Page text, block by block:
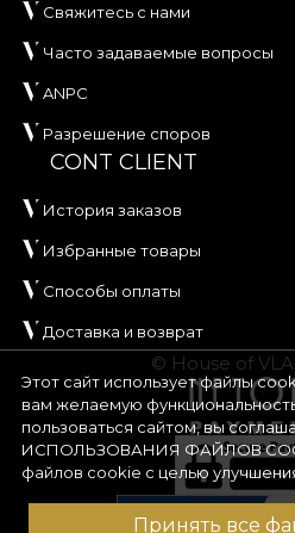
Этот сайт использует файлы
вам желаемую
пользоваться сайтом, вы
ИСПОЛЬЗОВАНИЯ ФАЙЛОВ
файлов cookie с целью
Принять все
Свяжитесь с нами
Часто задаваемые вопросы
ANPC
Разрешение споров
CONT CLIENT
История заказов
Избранные товары
Способы оплаты
Доставка и возврат
© House of